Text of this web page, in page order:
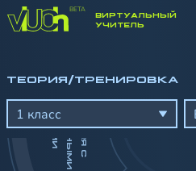
ВИРТУАЛЬНЫЙ
УЧИТЕЛЬ
1 класс
ТЕОРИЯ/ТРЕНИРОВКА
-/100
Д
Е Й
С
Т
В
И
Я
С
НА
Т
У
Р
А
Л
Ь
Н
Ы
М
И
Ч И
С
Л
А
М
И